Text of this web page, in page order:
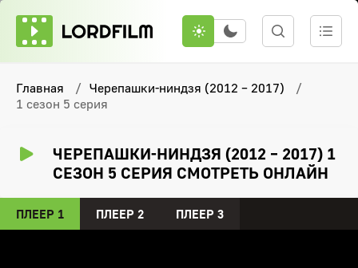
Главная
Черепашки-ниндзя (2012 – 2017)
1 сезон 5 серия
ЧЕРЕПАШКИ-НИНДЗЯ (2012 – 2017) 1
СЕЗОН 5 СЕРИЯ СМОТРЕТЬ ОНЛАЙН
ПЛЕЕР 1 ПЛЕЕР 2 ПЛЕЕР 3